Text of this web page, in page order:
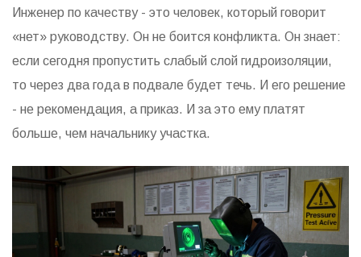
Инженер по качеству - это человек, который говорит
«нет» руководству. Он не боится конфликта. Он знает:
если сегодня пропустить слабый слой гидроизоляции,
то через два года в подвале будет течь. И его решение
- не рекомендация, а приказ. И за это ему платят
больше, чем начальнику участка.